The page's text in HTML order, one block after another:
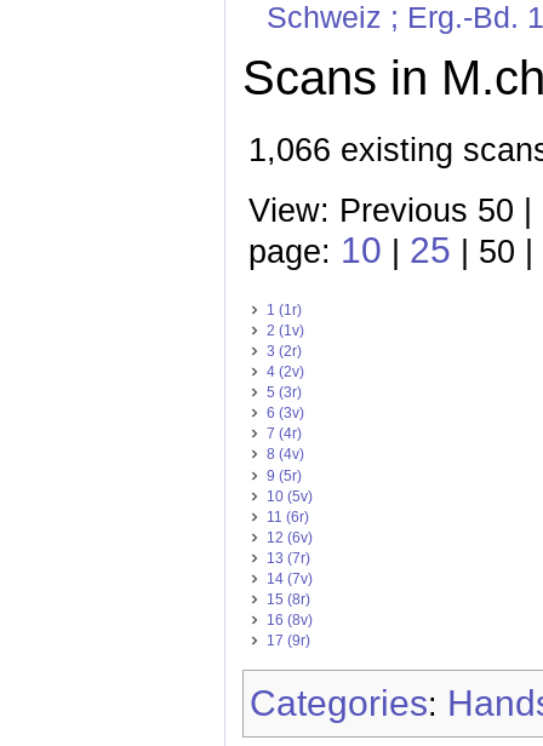
Schweiz ; Erg.-Bd.
Scans in
1,066 existing
View: Previous 50 |
page: 10 25 | 50 |
1 (1r)
2 (1v)
3 (2r)
4 (2v)
5 (3r)
6 (3v)
7 (4r)
8 (4v)
9 (5r)
10 (5v)
11 (6r)
12 (6v)
13 (7r)
14 (7v)
15 (8r)
16 (8v)
17 (9r)
Categories: